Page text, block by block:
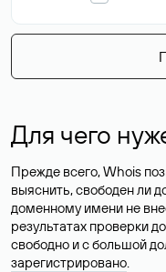
Для чего
Прежде всего, Whois
выяснить, свободен ли
доменному имени не
результатах проверки
свободно и с большой
зарегистрировано.